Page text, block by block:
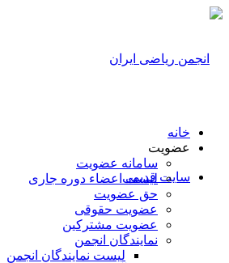
سایت قدیمی
خانه
عضویت
سامانه عضویت
لیست اعضاء دوره جاری
حق عضویت
عضویت حقوقی
عضویت مشترکین
نمایندگان انجمن
لیست نمایندگان انجمن